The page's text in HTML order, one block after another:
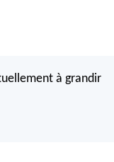
à grandir